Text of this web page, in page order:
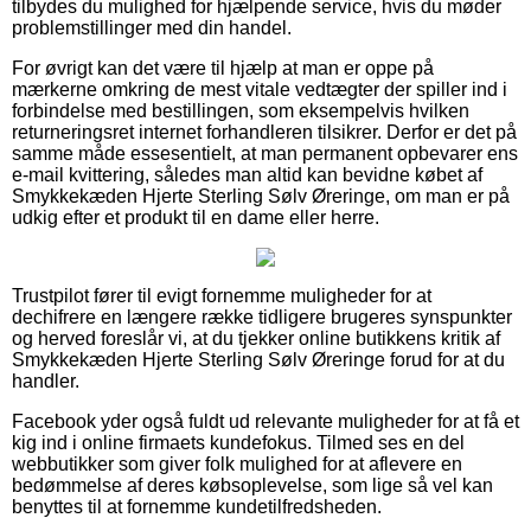
tilbydes du mulighed for hjælpende service, hvis du møder
problemstillinger med din handel.
For øvrigt kan det være til hjælp at man er oppe på
mærkerne omkring de mest vitale vedtægter der spiller ind i
forbindelse med bestillingen, som eksempelvis hvilken
returneringsret internet forhandleren tilsikrer. Derfor er det på
samme måde essesentielt, at man permanent opbevarer ens
e-mail kvittering, således man altid kan bevidne købet af
Smykkekæden Hjerte Sterling Sølv Øreringe, om man er på
udkig efter et produkt til en dame eller herre.
Trustpilot fører til evigt fornemme muligheder for at
dechifrere en længere række tidligere brugeres synspunkter
og herved foreslår vi, at du tjekker online butikkens kritik af
Smykkekæden Hjerte Sterling Sølv Øreringe forud for at du
handler.
Facebook yder også fuldt ud relevante muligheder for at få et
kig ind i online firmaets kundefokus. Tilmed ses en del
webbutikker som giver folk mulighed for at aflevere en
bedømmelse af deres købsoplevelse, som lige så vel kan
benyttes til at fornemme kundetilfredsheden.